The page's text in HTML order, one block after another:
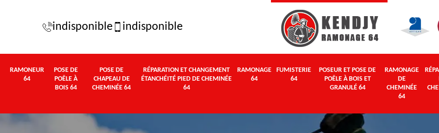
indisponible indisponible
RAMONEUR
64
POSE DE
POÊLE À
BOIS 64
POSE DE
CHAPEAU DE
CHEMINÉE 64
RÉPARATION ET CHANGEMENT
ÉTANCHÉITÉ PIED DE CHEMINÉE
64
RAMONAGE
64
FUMISTERIE
64
POSEUR ET POSE DE
POÊLE À BOIS ET
GRANULÉ 64
RAMONAGE
DE
CHEMINÉE
64